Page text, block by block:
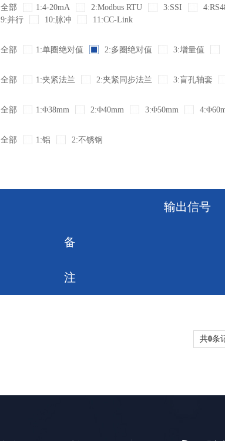
全部 1:4-20mA 2:Modbus RTU 3:SSI
9:并行
10:脉冲 11:CC-Link
全部 1:单圈绝对值 2:多圈绝对值 3:增量值
全部 1:夹紧法兰 2:夹紧同步法兰 3:盲孔轴套
全部 1:Φ38mm 2:Φ40mm 3:Φ50mm
全部 1:铝 2:不锈钢
输出信号
备
注
共0条